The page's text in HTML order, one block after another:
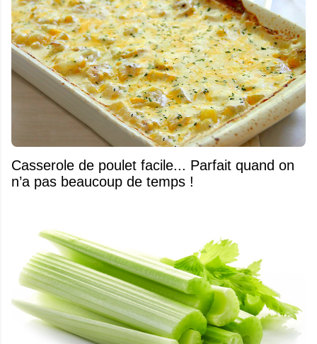
Casserole de poulet facile... Parfait quand on
n’a pas beaucoup de temps !